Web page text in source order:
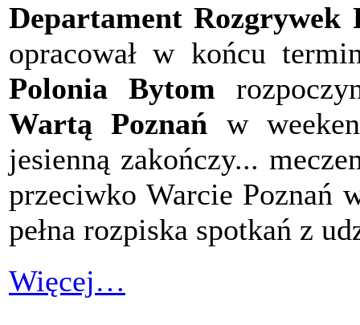
Departament Rozgrywek
opracował w końcu
Polonia Bytom
Wartą Poznań w
jesienną zakończy...
przeciwko Warcie Poznań
pełna rozpiska spotkań z
Więcej…